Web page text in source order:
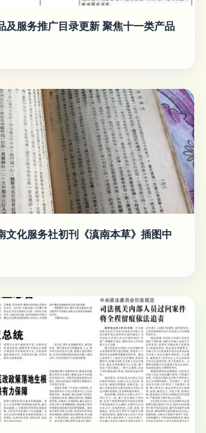
及服务推广目录更新 聚焦十一类产品
文化服务社初刊《滇南本草》插图中